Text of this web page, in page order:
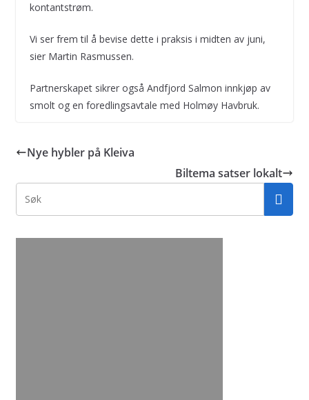
kontantstrøm.
Vi ser frem til å bevise dette i praksis i midten av juni,
sier Martin Rasmussen.
Partnerskapet sikrer også Andfjord Salmon innkjøp av
smolt og en foredlingsavtale med Holmøy Havbruk.
Nye hybler på Kleiva
Biltema satser lokalt